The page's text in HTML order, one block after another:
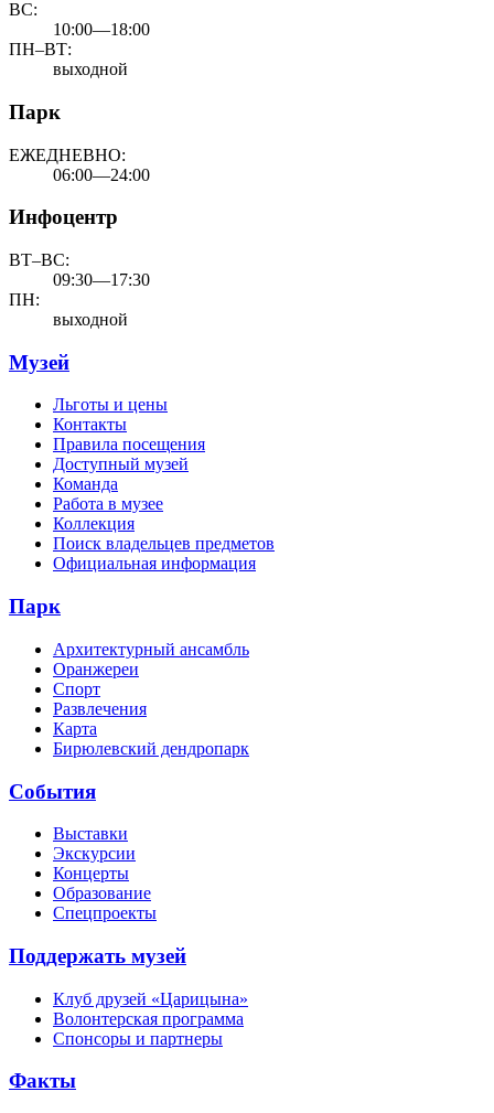
ВС:
10:00—18:00
ПН–ВТ:
выходной
Парк
ЕЖЕДНЕВНО:
06:00—24:00
Инфоцентр
ВТ–ВС:
09:30—17:30
ПН:
выходной
Музей
Льготы и цены
Контакты
Правила посещения
Доступный музей
Команда
Работа в музее
Коллекция
Поиск владельцев предметов
Официальная информация
Парк
Архитектурный ансамбль
Оранжереи
Спорт
Развлечения
Карта
Бирюлевский дендропарк
События
Выставки
Экскурсии
Концерты
Образование
Спецпроекты
Поддержать музей
Клуб друзей «Царицына»
Волонтерская программа
Спонсоры и партнеры
Факты